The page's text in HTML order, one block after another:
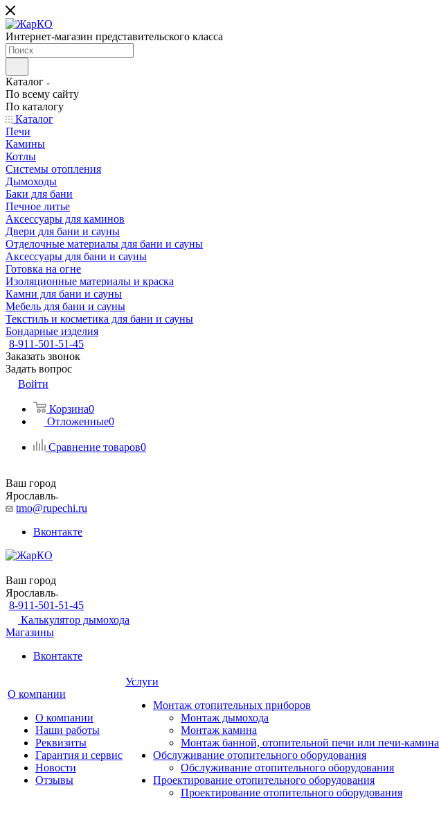
Интернет-магазин представительского класса
Каталог
По всему сайту
По каталогу
Каталог
Печи
Камины
Котлы
Системы отопления
Дымоходы
Баки для бани
Печное литье
Аксессуары для каминов
Двери для бани и сауны
Отделочные материалы для бани и сауны
Аксессуары для бани и сауны
Готовка на огне
Изоляционные материалы и краска
Камни для бани и сауны
Мебель для бани и сауны
Текстиль и косметика для бани и сауны
Бондарные изделия
8-911-501-51-45
Заказать звонок
Задать вопрос
Войти
Корзина0
Отложенные0
Сравнение товаров0
Ваш город
Ярославль
tmo@rupechi.ru
Вконтакте
Ваш город
Ярославль
8-911-501-51-45
Калькулятор дымохода
Магазины
Вконтакте
О компании
О компании
Наши работы
Реквизиты
Гарантия и сервис
Новости
Отзывы
Услуги
Монтаж отопительных приборов
Монтаж дымохода
Монтаж камина
Монтаж банной, отопительной печи или печи-камина
Обслуживание отопительного оборудования
Обслуживание отопительного оборудования
Проектирование отопительного оборудования
Проектирование отопительного оборудования